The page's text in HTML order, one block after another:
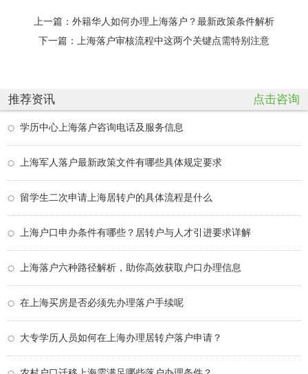
上一篇： 外籍华人如何办理上海落户？最新政策条件解析
下一篇：
上海落户审核流程中这两个关键点需特别注意
推荐资讯 点击咨询
学历中心上海落户咨询电话及服务信息
上海军人落户最新政策文件有哪些具体规定要求
留学生二次申请上海居转户的具体流程是什么
上海户口申办条件有哪些？居转户与人才引进要求详解
上海落户六种路径解析，助你高效获取户口办理信息
在上海买房是否必须先办理落户手续呢
大专学历人员如何在上海办理居转户落户申请？